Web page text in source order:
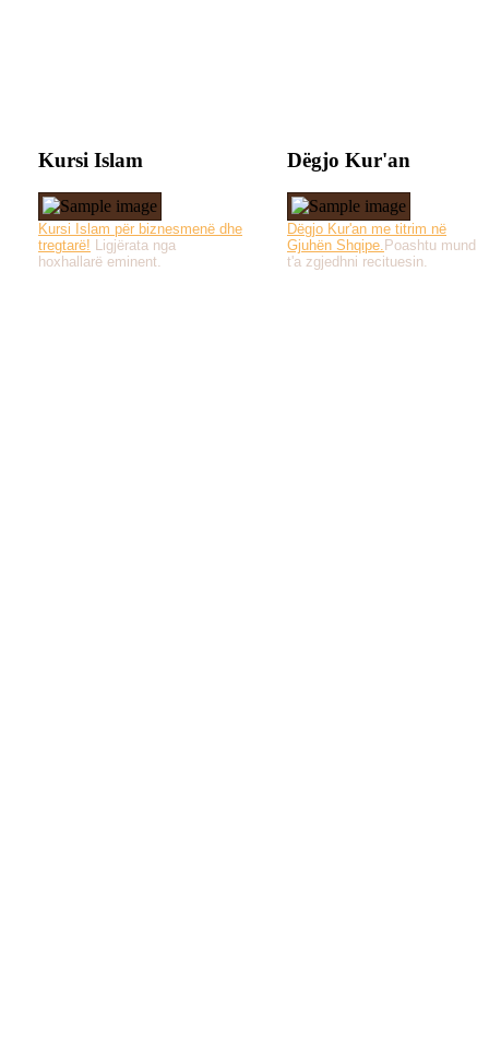
Kursi Islam
Kursi Islam për biznesmenë dhe
tregtarë! Ligjërata nga
hoxhallarë eminent.
Dëgjo Kur'an
Dëgjo Kur'an me titrim në
Gjuhën Shqipe. Poashtu mund
t'a zgjedhni recituesin.